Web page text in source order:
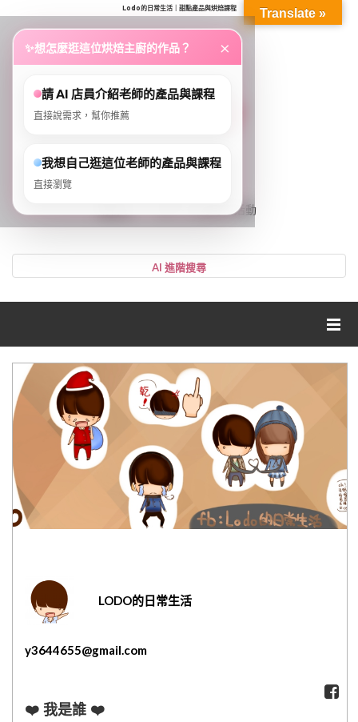
Lodo的日常生活｜甜點產品與烘焙課程
...
VIP、LV等好康活動
帳號
忘記密碼 註冊
網紅媽咪蛋糕心得分享
粉絲好康
加入甜點廚師接單平台
LODO的日常生活
y3644655@gmail.com
❤️ 我是誰 ❤️
Translate »
✨想怎麼逛這位烘焙主廚的作品？ ×
請 AI 店員介紹老師的產品與課程
直接說需求，幫你推薦
我想自己逛這位老師的產品與課程
直接瀏覽